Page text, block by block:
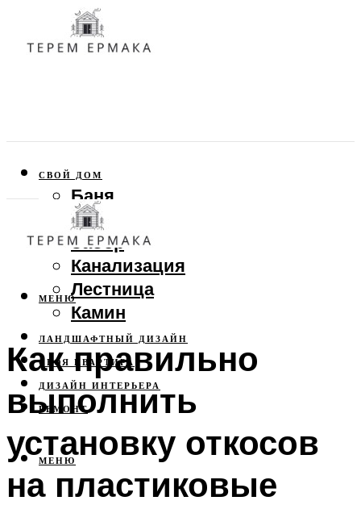
СВОЙ ДОМ
Баня
Веранда
Забор
Канализация
Лестница
Камин
ЛАНДШАФТНЫЙ ДИЗАЙН
СВОЯ КВАРТИРА
ДИЗАЙН ИНТЕРЬЕРА
РЕМОНТ
МЕНЮ
МЕНЮ
Как правильно
выполнить
установку откосов
на пластиковые